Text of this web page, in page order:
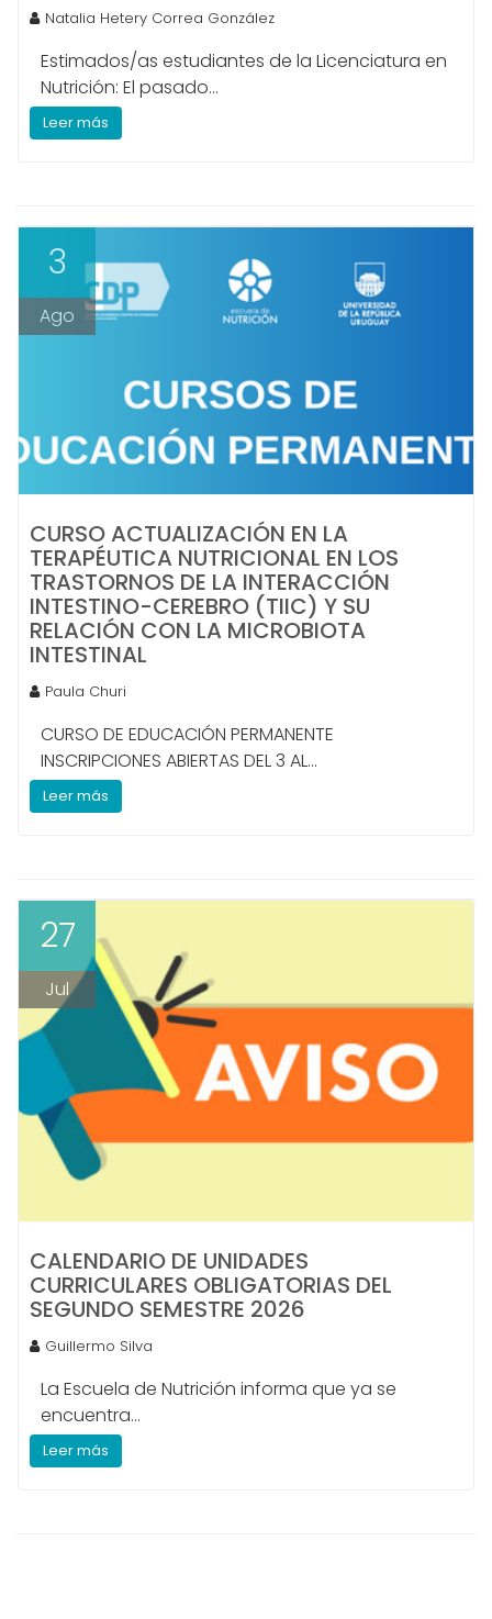
Natalia Hetery Correa González
Estimados/as estudiantes de la Licenciatura en
Nutrición: El pasado...
Leer más
3
Ago
CURSO ACTUALIZACIÓN EN LA
TERAPÉUTICA NUTRICIONAL EN LOS
TRASTORNOS DE LA INTERACCIÓN
INTESTINO-CEREBRO (TIIC) Y SU
RELACIÓN CON LA MICROBIOTA
INTESTINAL
Paula Churi
CURSO DE EDUCACIÓN PERMANENTE
INSCRIPCIONES ABIERTAS DEL 3 AL...
Leer más
27
Jul
CALENDARIO DE UNIDADES
CURRICULARES OBLIGATORIAS DEL
SEGUNDO SEMESTRE 2026
Guillermo Silva
La Escuela de Nutrición informa que ya se
encuentra...
Leer más